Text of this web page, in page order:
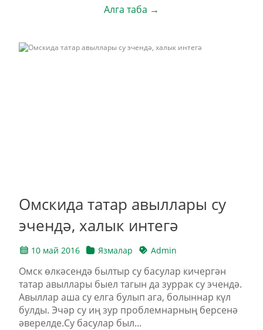
Алга таба →
Омскида татар авыллары су
эчендә, халык интегә
10 май 2016 Язмалар Admin
Омск өлкәсендә былтыр су басулар кичергән
татар авыллары быел тагын да зуррак су эчендә.
Авыллар аша су елга булып ага, болыннар күл
булды. Эчәр су иң зур проблемнарның берсенә
әверелде.Cу басулар был...